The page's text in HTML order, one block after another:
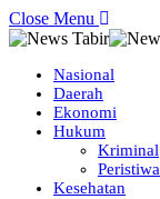
Close Menu
Nasional
Daerah
Ekonomi
Hukum
Kriminal
Peristiwa
Kesehatan